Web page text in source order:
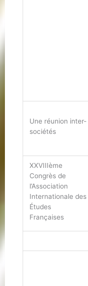
Une réunion inter-
sociétés
XXVIIIème
Congrès de
l’Association
Internationale des
Études
Françaises